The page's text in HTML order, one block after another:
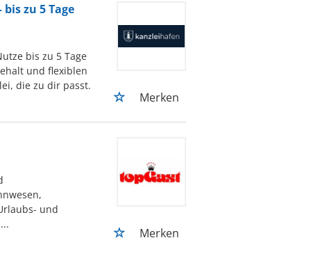
zu 5 Tage
bis zu 5 Tage
und flexiblen
die zu dir passt.
Merken
und
Merken